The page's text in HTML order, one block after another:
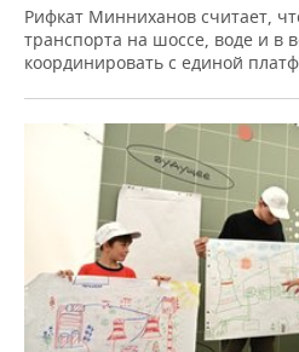
Рифкат Минниханов считает,
транспорта на шоссе, воде и в
координировать с единой